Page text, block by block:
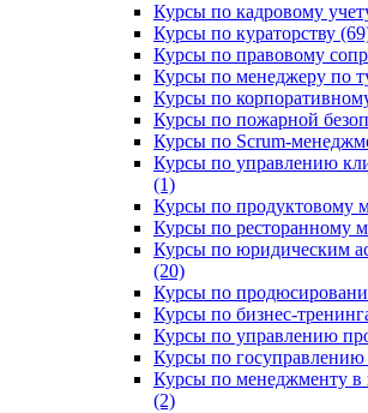
Курсы по кадровому
Курсы по кураторству
Курсы по правовому
Курсы по менеджеру по
Курсы по
Курсы по пожарной
Курсы по Scrum-
Курсы по управлению
(1)
Курсы по продуктовому
Курсы по ресторанному
Курсы по юридическим
(20)
Курсы по
Курсы по бизнес-
Курсы по управлению
Курсы по госуправлению
Курсы по менеджменту в
(2)